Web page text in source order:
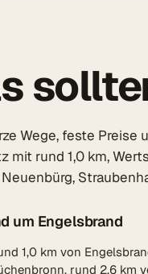
Wege, feste Preise
rund 1,0 km,
um Engelsbrand
1,0 km von
rund 2,6 km